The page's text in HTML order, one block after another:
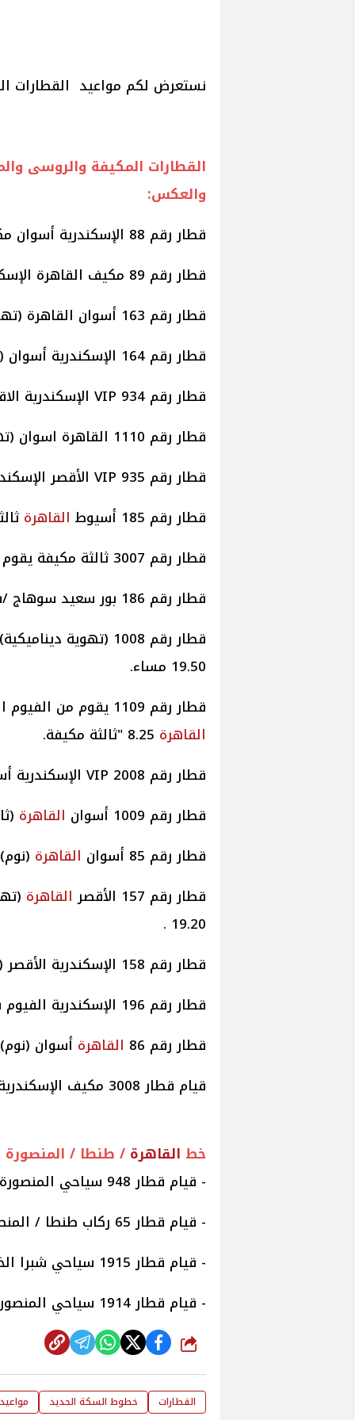
نستعرض لكم مواعيد القطارات
القطارات المكيفة والروسى
والعكس:
قطار رقم 88 الإسكندرية أسوان مكيف موعد قيامه الساعة 17.00 بعد الظهر.
قطار رقم 89 مكيف القاهرة الإسكندرية موعد قيامه الساعة 11.15 صباحا.
قطار رقم 163 أسوان القاهرة (تهوية) موعد قيامه الساعة 12.30 ويصل 3.40
قطار رقم 164 الإسكندرية أسوان (تهوية) موعد قيامه الساعة 12.00 ظهرا.
قطار رقم 934 VIP الإسكندرية الاقصر موعد قيامه الساعة 01.10 مساء.
قطار رقم 1110 القاهرة اسوان (تهوية) موعد قيامه الساعة 15.45.
قطار رقم 935 VIP الأقصر الإسكندرية موعد قيامه الساعة 22.40 مساء.
قطار رقم 185 أسيوط
القاهرة
قطار رقم 3007 ثالثة مكيفة يقوم من اسوان الساعة 10.00 .
قطار رقم 186 بور سعيد سوهاج /سياحى/ موعد قيامه الساعة 13.30
قطار رقم 1008
19.50 مساء.
قطار رقم 1109 يقوم من الفيوم الساعة 5.50 ويصل الواسطى 6.28 ويصل
القاهرة
قطار رقم 2008 VIP الإسكندرية أسوان موعد قيامه الساعة 20.00 مساء.
قطار رقم 1009 أسوان
القاهرة
قطار رقم 85 أسوان
القاهرة
قطار رقم 157 الأقصر
القاهرة
19.20 .
قطار رقم 158 الإسكندرية الأقصر (تهوية) موعد قيامه الساعة 7.15 صباحا.
قطار رقم 196 الإسكندرية الفيوم سياحى موعد قيامه الساعة 8.35 صباحا.
قطار رقم 86
القاهرة أسوان (نوم)
قيام قطار 3008 مكيف الإسكندرية / أسوان الساعة 5:45.
خط القاهرة / طنطا / المنصورة
- قيام قطار 948 سياحي المنصورة / القاهرة الساعة 5:35.
- قيام قطار 65 ركاب طنطا / المنصورة الساعة 16:50.
- قيام قطار 1915 سياحي شبرا الخيمة / المنصورة الساعة 15:35.
- قيام قطار 1914 سياحي المنصورة /شبرا الخيمة الساعة 6:35.
شارك
القطارات خطوط السكة الحديد مواعيد